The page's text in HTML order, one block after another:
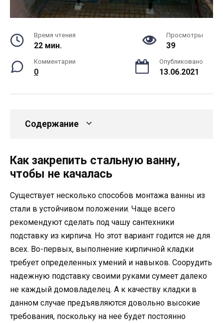
Время чтения
22 мин.
Просмотры
39
Комментарии
0
Опубликовано
13.06.2021
Содержание
Как закрепить стальную ванну,
чтобы не качалась
Существует несколько способов монтажа ванны из
стали в устойчивом положении. Чаще всего
рекомендуют сделать под чашу сантехники
подставку из кирпича. Но этот вариант годится не для
всех. Во-первых, выполнение кирпичной кладки
требует определенных умений и навыков. Соорудить
надежную подставку своими руками сумеет далеко
не каждый домовладелец. А к качеству кладки в
данном случае предъявляются довольно высокие
требования, поскольку на нее будет постоянно